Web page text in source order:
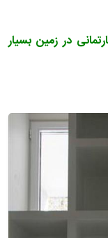
در زمین بسیار